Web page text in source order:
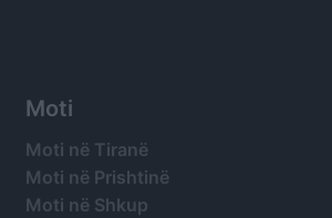
Moti
Moti në Tiranë
Moti në Prishtinë
Moti në Shkup